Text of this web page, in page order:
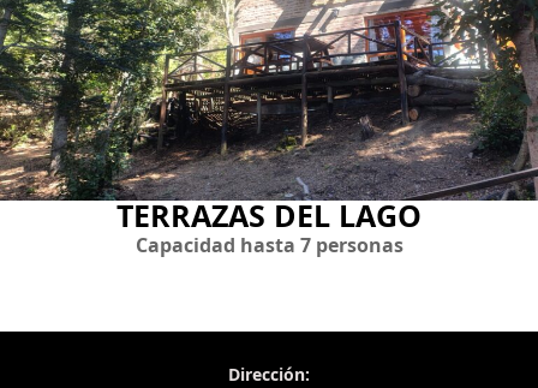
TERRAZAS DEL LAGO
Capacidad hasta 7 personas
Dirección: